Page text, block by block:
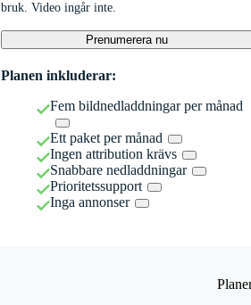
bruk. Video ingår inte.
Prenumerera nu
Planen inkluderar:
Fem bildnedladdningar per månad
Ett paket per månad
Ingen attribution krävs
Snabbare nedladdningar
Prioritetssupport
Inga annonser